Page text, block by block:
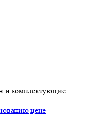
и комплектующие
цене